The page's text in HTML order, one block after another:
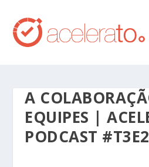
A
EQUIPES |
PODCAST